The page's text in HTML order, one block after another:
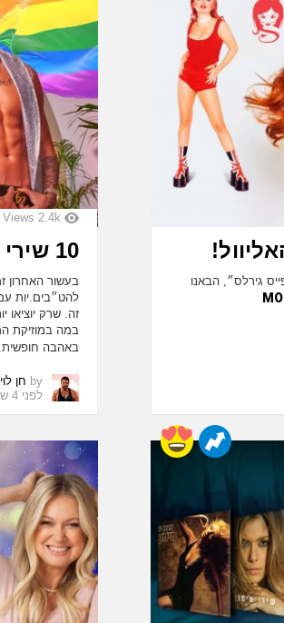
ה״ספייס גירלס״, הבאנו
2.4k
Views
10 שירי הגאווה הישראלים הכי טובים שיצאו!
בעשור האחרון
להט״בים.יות
זה. שרק יוציאו
במה במוזיקת
באהבה
by חן לוי
לפני 4 שנים